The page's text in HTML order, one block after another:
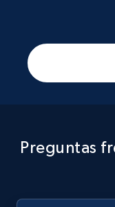
Preguntas